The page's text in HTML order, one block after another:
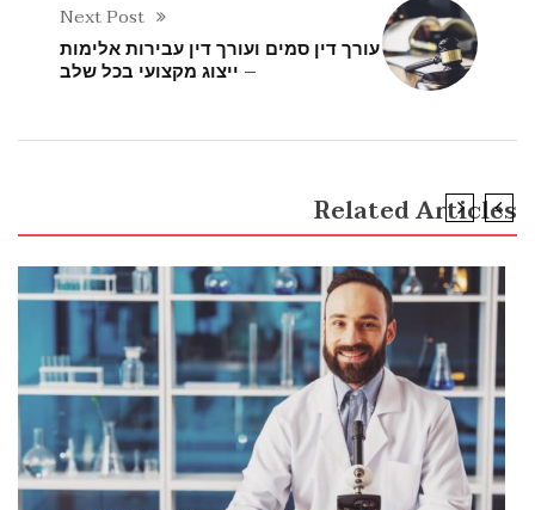
Next Post
עורך דין סמים ועורך דין עבירות אלימות
– ייצוג מקצועי בכל שלב
Related Articles